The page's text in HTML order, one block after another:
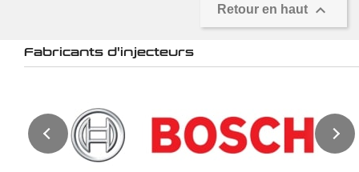
Retour en haut 
Fabricants d'injecteurs